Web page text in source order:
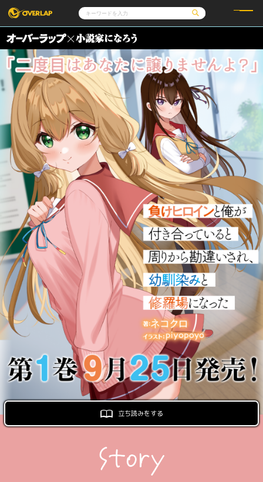
コミック
コミックガルド
コミッククリエ
LiQulle
ラブパルフェ
ライトノベル
文庫
ノベルス
ノベルスf
ロサージュノベルス
その他
コミックエッセイ
ポケットモンスター
アニメ
ゲーム
通販・NEWS
OVERLAP STORE
オーバーラップ広報室
企業
会社概要
採用情報
アクセス
オーバーラップホールディングス
お問い合わせはこちら
オーバーラップ文庫
オーバーラップノベルス
オーバーラップノベルスf
ロサージュノベルス
コミックガルド
コミッククリエ
リキューレ
立ち読みをする